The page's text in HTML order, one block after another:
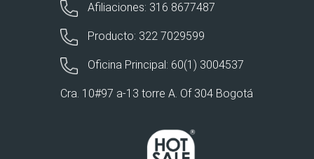
Afiliaciones: 316 8677487
Producto: 322 7029599
Oficina Principal: 60(1) 3004537
Cra. 10#97 a-13 torre A. Of 304 Bogotá